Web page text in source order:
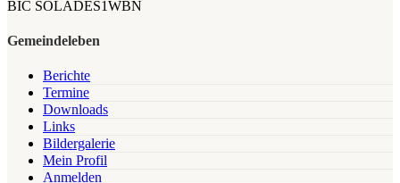
BIC SOLADES1WBN
Gemeindeleben
Berichte
Termine
Downloads
Links
Bildergalerie
Mein Profil
Anmelden